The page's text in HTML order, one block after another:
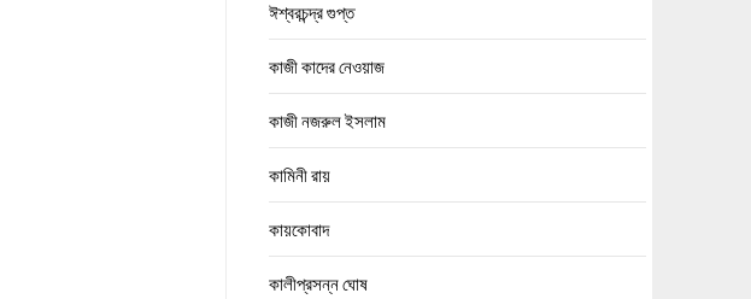
ঈশ্বরচন্দ্র গুপ্ত
কাজী কাদের নেওয়াজ
কাজী নজরুল ইসলাম
কামিনী রায়
কায়কোবাদ
কালীপ্রসন্ন ঘোষ